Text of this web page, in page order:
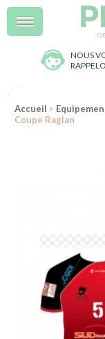
NOUS
Menu
Accueil >
Coupe Raglan